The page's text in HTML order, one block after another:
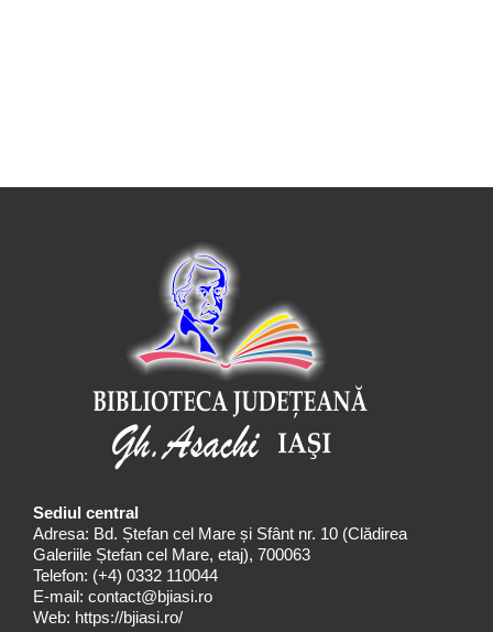
Sediul central
Adresa: Bd. Ștefan cel Mare și Sfânt nr. 10 (Clădirea
Galeriile Ștefan cel Mare, etaj), 700063
Telefon: (+4) 0332 110044
E-mail: contact@bjiasi.ro
Web: https://bjiasi.ro/